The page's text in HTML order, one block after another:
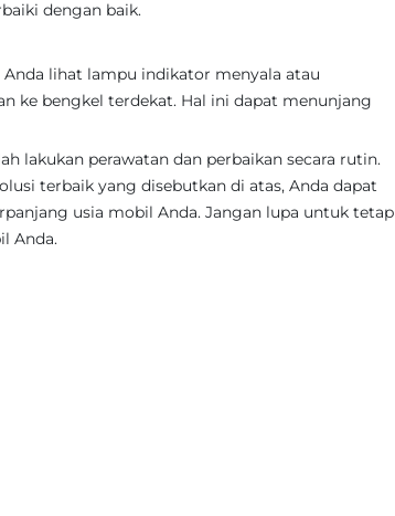
dengan baik.
lihat lampu indikator menyala atau
ke bengkel terdekat. Hal ini dapat menunjang
lakukan perawatan dan perbaikan secara rutin.
terbaik yang disebutkan di atas, Anda dapat
usia mobil Anda. Jangan lupa untuk tetap
Anda.